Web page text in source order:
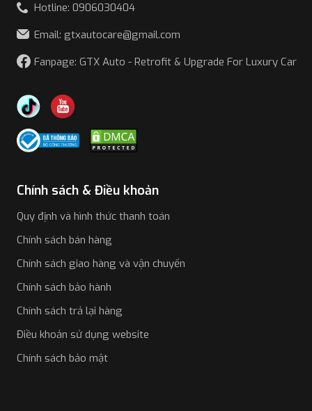
Hotline: 0906030404
Email: gtxautocare@gmail.com
Fanpage: GTX Auto - Retrofit & Upgrade For Luxury Car
Chính sách & Điều khoản
Quy định và hình thức thanh toán
Chính sách bán hàng
Chính sách giao hàng và vận chuyển
Chính sách bảo hành
Chính sách trả lại hàng
Điều khoản sử dụng website
Chính sách bảo mật